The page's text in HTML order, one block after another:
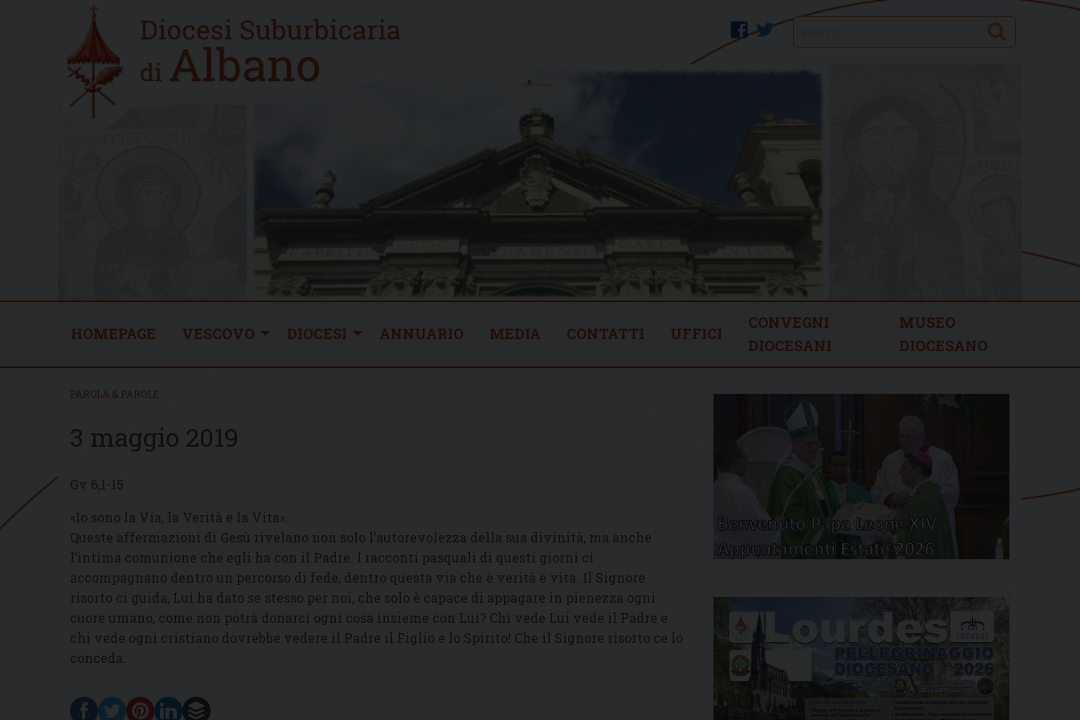
Home
new
twitter
facebook Search
HOMEPAGE VESCOVO DIOCESI ANNUARIO MEDIA CONTATTI UFFICI
CONVEGNI
DIOCESANI
MUSEO
DIOCESANO
PAROLA & PAROLE
3 maggio 2019
Gv 6,1-15
«Io sono la Via, la Verità e la Vita».
Queste affermazioni di Gesù rivelano non solo l’autorevolezza della sua divinità, ma anche
l’intima comunione che egli ha con il Padre. I racconti pasquali di questi giorni ci
accompagnano dentro un percorso di fede, dentro questa via che è verità e vita. Il Signore
risorto ci guida, Lui ha dato se stesso per noi, che solo è capace di appagare in pienezza ogni
cuore umano, come non potrà donarci ogni cosa insieme con Lui? Chi vede Lui vede il Padre e
chi vede ogni cristiano dovrebbe vedere il Padre il Figlio e lo Spirito! Che il Signore risorto ce lo
conceda.